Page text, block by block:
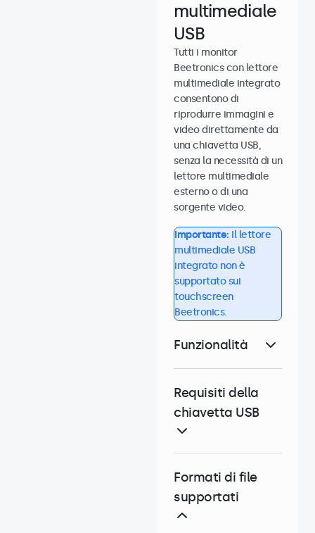
multimediale
USB
Tutti i monitor
Beetronics con lettore
multimediale integrato
consentono di
riprodurre immagini e
video direttamente da
una chiavetta USB,
senza la necessità di un
lettore multimediale
esterno o di una
sorgente video.
Importante: Il lettore
multimediale USB
integrato non è
supportato sui
touchscreen
Beetronics.
Funzionalità
Requisiti della
chiavetta USB
Formati di file
supportati